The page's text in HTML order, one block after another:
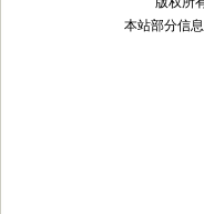
本站部分信